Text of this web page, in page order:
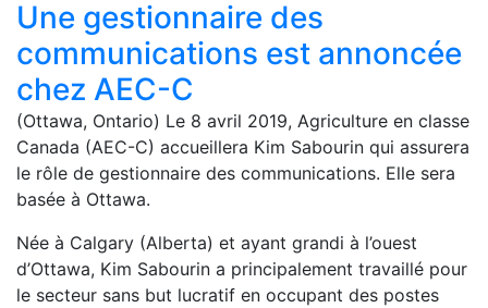
Une gestionnaire des
communications est annoncée
chez AEC-C
(Ottawa, Ontario) Le 8 avril 2019, Agriculture en classe
Canada (AEC-C) accueillera Kim Sabourin qui assurera
le rôle de gestionnaire des communications. Elle sera
basée à Ottawa.
Née à Calgary (Alberta) et ayant grandi à l’ouest
d’Ottawa, Kim Sabourin a principalement travaillé pour
le secteur sans but lucratif en occupant des postes